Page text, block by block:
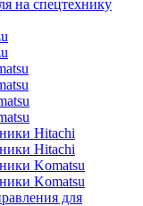
на спецтехнику
Hitachi
Hitachi
Komatsu
Komatsu
для